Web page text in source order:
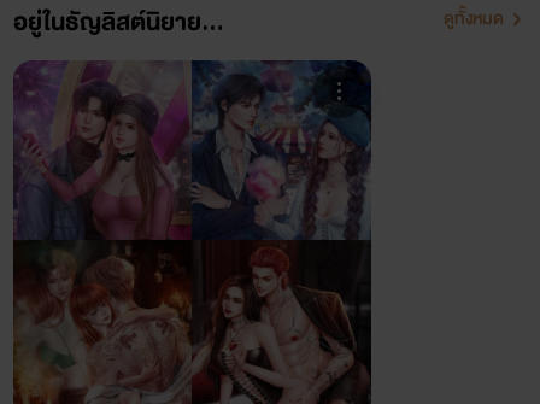
อยู่ในธัญลิสต์นิยาย... ดูทั้งหมด